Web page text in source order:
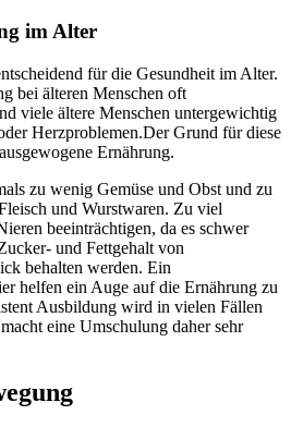
im Alter
für die Gesundheit im Alter.
bei älteren Menschen oft
viele ältere Menschen untergewichtig
Herzproblemen.Der Grund für diese
Ernährung.
zu wenig Gemüse und Obst und zu
und Wurstwaren. Zu viel
beeinträchtigen, da es schwer
und Fettgehalt von
behalten werden. Ein
helfen ein Auge auf die Ernährung zu
Ausbildung wird in vielen Fällen
eine Umschulung daher sehr